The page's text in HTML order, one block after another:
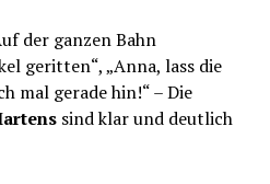
der ganzen Bahn
geritten“, „Anna, lass die
mal gerade hin!“ – Die
sind klar und deutlich